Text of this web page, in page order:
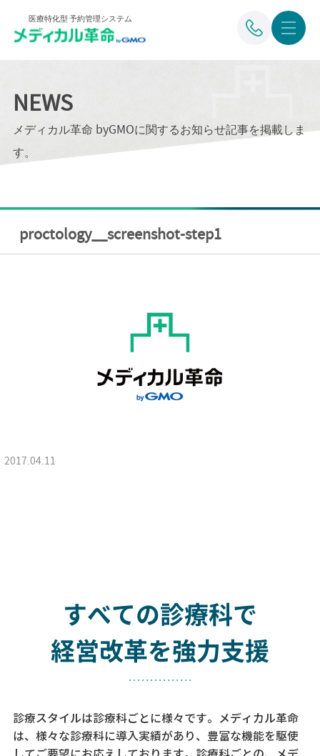
医療特化型 予約管理システム
NEWS
メディカル革命 byGMOに関するお知らせ記事を掲載しま
す。
proctology__screenshot-step1
2017.04.11
すべての診療科で
経営改革を強力支援
診療スタイルは診療科ごとに様々です。メディカル革命
は、様々な診療科に導入実績があり、 豊富な機能を駆使